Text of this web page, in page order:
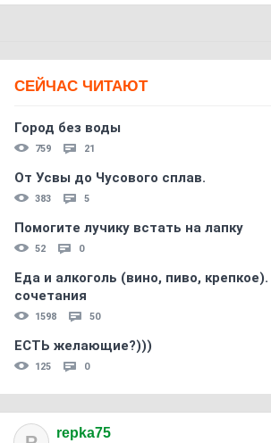
СЕЙЧАС ЧИТАЮТ
Город без воды
759 21
От Усвы до Чусового сплав.
383 5
Помогите лучику встать на лапку
52 0
Еда и алкоголь (вино, пиво,
сочетания
1598 50
ЕСТЬ желающие?)))
125 0
repka75